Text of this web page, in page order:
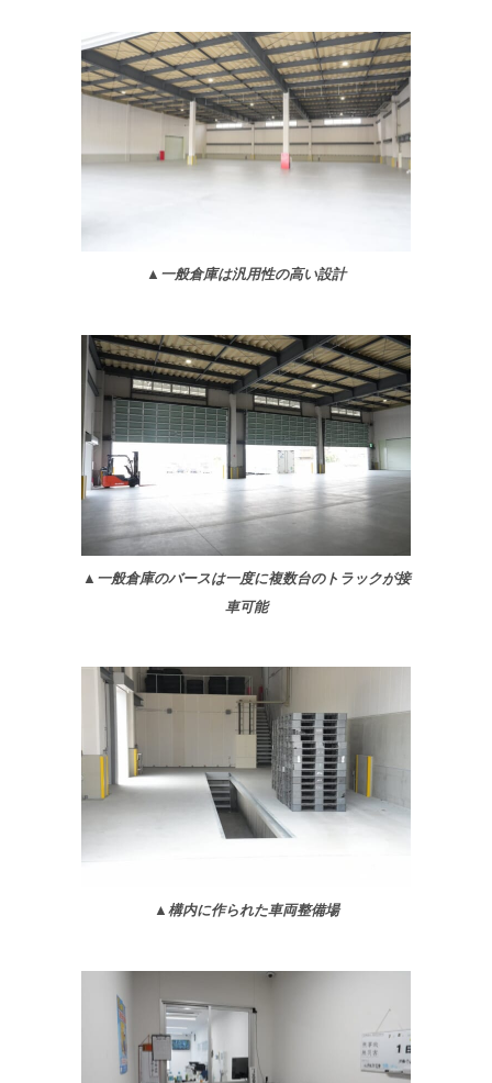
▲一般倉庫は汎用性の高い設計
▲一般倉庫のバースは一度に複数台のトラックが接
車可能
▲構内に作られた車両整備場